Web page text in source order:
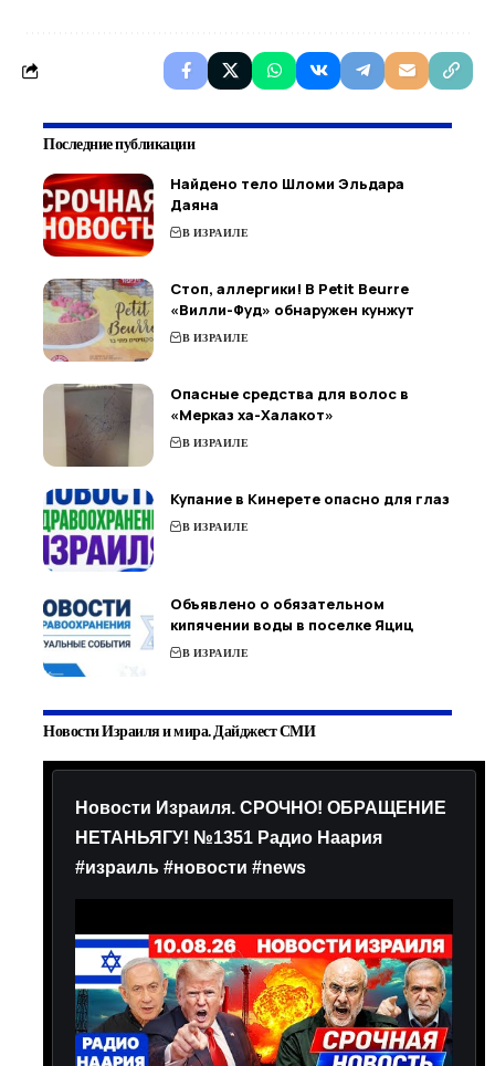
Последние публикации
Найдено тело Шломи Эльдара
Даяна
В ИЗРАИЛЕ
Стоп, аллергики! В Petit Beurre
«Вилли-Фуд» обнаружен кунжут
В ИЗРАИЛЕ
Опасные средства для волос в
«Мерказ ха-Халакот»
В ИЗРАИЛЕ
Купание в Кинерете опасно для глаз
В ИЗРАИЛЕ
Объявлено о обязательном
кипячении воды в поселке Яциц
В ИЗРАИЛЕ
Новости Израиля и мира. Дайджест СМИ